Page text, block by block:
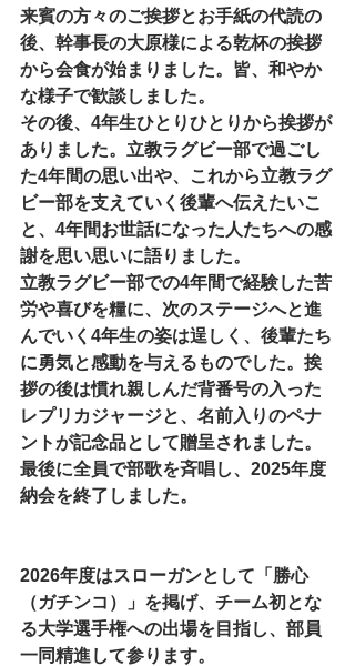
来賓の方々のご挨拶とお手紙の代読の
後、幹事長の大原様による乾杯の挨拶
から会食が始まりました。皆、和やか
な様子で歓談しました。
その後、4年生ひとりひとりから挨拶が
ありました。立教ラグビー部で過ごし
た4年間の思い出や、これから立教ラグ
ビー部を支えていく後輩へ伝えたいこ
と、4年間お世話になった人たちへの感
謝を思い思いに語りました。
立教ラグビー部での4年間で経験した苦
労や喜びを糧に、次のステージへと進
んでいく4年生の姿は逞しく、後輩たち
に勇気と感動を与えるものでした。挨
拶の後は慣れ親しんだ背番号の入った
レプリカジャージと、名前入りのペナ
ントが記念品として贈呈されました。
最後に全員で部歌を斉唱し、2025年度
納会を終了しました。
2026年度はスローガンとして「勝心
（ガチンコ）」を掲げ、チーム初とな
る大学選手権への出場を目指し、部員
一同精進して参ります。